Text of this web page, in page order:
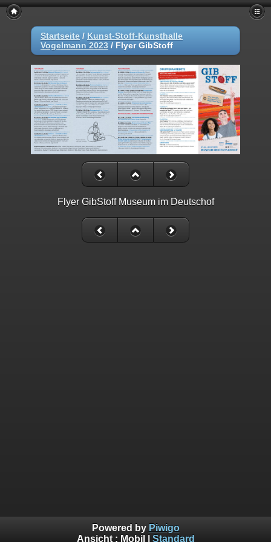
Startseite / Kunst-Stoff-Kunsthalle
Vogelmann 2023 / Flyer GibStoff
Flyer GibStoff Museum im Deutschof
Powered by Piwigo
Ansicht : Mobil Standard